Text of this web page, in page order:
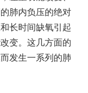
肺内负压的绝对
长时间缺氧引起
变。这几方面的
发生一系列的肺